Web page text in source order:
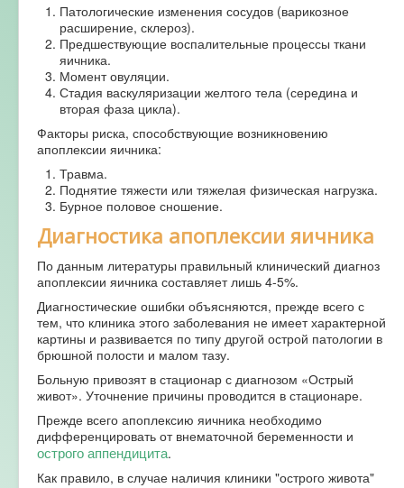
Патологические изменения сосудов (варикозное
расширение, склероз).
Предшествующие воспалительные процессы ткани
яичника.
Момент овуляции.
Стадия васкуляризации желтого тела (середина и
вторая фаза цикла).
Факторы риска, способствующие возникновению
апоплексии яичника:
Травма.
Поднятие тяжести или тяжелая физическая нагрузка.
Бурное половое сношение.
Диагностика апоплексии яичника
По данным литературы правильный клинический диагноз
апоплексии яичника составляет лишь 4-5%.
Диагностические ошибки объясняются, прежде всего с
тем, что клиника этого заболевания не имеет характерной
картины и развивается по типу другой острой патологии в
брюшной полости и малом тазу.
Больную привозят в стационар с диагнозом «Острый
живот». Уточнение причины проводится в стационаре.
Прежде всего апоплексию яичника необходимо
дифференцировать от внематочной беременности и
острого аппендицита.
Как правило, в случае наличия клиники "острого живота"